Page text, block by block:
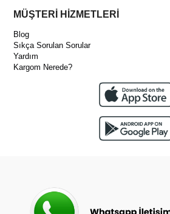
MÜŞTERİ HİZMETLERİ
Blog
Sıkça Sorulan Sorular
Yardım
Kargom Nerede?